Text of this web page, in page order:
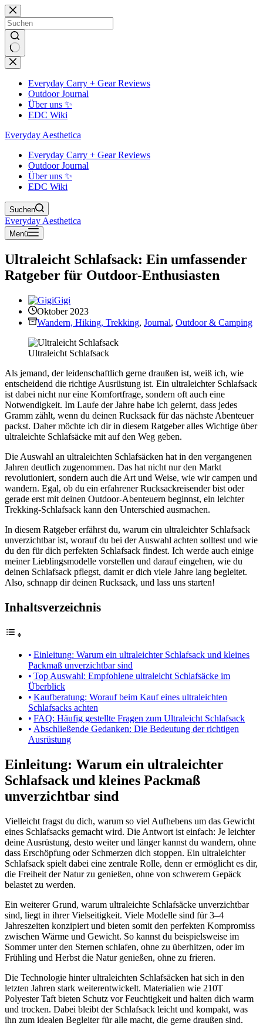
Zum
Inhalt
springen
Keine
Ergebnisse
Everyday Carry + Gear Reviews
Outdoor Journal
Über uns ✨
EDC Wiki
Everyday Aesthetica
Everyday Carry + Gear Reviews
Outdoor Journal
Über uns ✨
EDC Wiki
Suchen
Everyday Aesthetica
Menü
Ultraleicht Schlafsack: Ein umfassender
Ratgeber für Outdoor-Enthusiasten
Gigi
Oktober 2023
Wandern, Hiking, Trekking, Journal, Outdoor & Camping
Ultraleicht Schlafsack
Als jemand, der leidenschaftlich gerne draußen ist, weiß ich, wie
entscheidend die richtige Ausrüstung ist. Ein ultraleichter Schlafsack
ist dabei nicht nur eine Komfortfrage, sondern oft auch eine
Notwendigkeit. Im Laufe der Jahre habe ich gelernt, dass jedes
Gramm zählt, wenn du deinen Rucksack für das nächste Abenteuer
packst. Daher möchte ich dir in diesem Ratgeber alles Wichtige über
ultraleichte Schlafsäcke mit auf den Weg geben.
Die Auswahl an ultraleichten Schlafsäcken hat in den vergangenen
Jahren deutlich zugenommen. Das hat nicht nur den Markt
revolutioniert, sondern auch die Art und Weise, wie wir campen und
wandern. Egal, ob du ein erfahrener Rucksackreisender bist oder
gerade erst mit deinen Outdoor-Abenteuern beginnst, ein leichter
Trekking-Schlafsack kann den Unterschied ausmachen.
In diesem Ratgeber erfährst du, warum ein ultraleichter Schlafsack
unverzichtbar ist, worauf du bei der Auswahl achten solltest und wie
du den für dich perfekten Schlafsack findest. Ich werde auch einige
meiner Lieblingsmodelle vorstellen und darauf eingehen, wie du
deinen Schlafsack pflegst, damit er dich viele Jahre lang begleitet.
Also, schnapp dir deinen Rucksack, und lass uns starten!
Inhaltsverzeichnis
Einleitung: Warum ein ultraleichter Schlafsack und kleines
Packmaß unverzichtbar sind
Top Auswahl: Empfohlene ultraleicht Schlafsäcke im
Überblick
Kaufberatung: Worauf beim Kauf eines ultraleichten
Schlafsacks achten
FAQ: Häufig gestellte Fragen zum Ultraleicht Schlafsack
Abschließende Gedanken: Die Bedeutung der richtigen
Ausrüstung
Einleitung: Warum ein ultraleichter
Schlafsack und kleines Packmaß
unverzichtbar sind
Vielleicht fragst du dich, warum so viel Aufhebens um das Gewicht
eines Schlafsacks gemacht wird. Die Antwort ist einfach: Je leichter
deine Ausrüstung, desto weiter und länger kannst du wandern, ohne
dass Erschöpfung oder Schmerzen dich stoppen. Ein ultraleichter
Schlafsack spielt dabei eine zentrale Rolle, denn er ermöglicht es dir,
die Freiheit der Natur zu genießen, ohne von schwerem Gepäck
belastet zu werden.
Ein weiterer Grund, warum ultraleichte Schlafsäcke unverzichtbar
sind, liegt in ihrer Vielseitigkeit. Viele Modelle sind für 3–4
Jahreszeiten konzipiert und bieten somit den perfekten Kompromiss
zwischen Wärme und Gewicht. So kannst du beispielsweise im
Sommer unter den Sternen schlafen, ohne zu überhitzen, oder im
Frühling und Herbst die Natur genießen, ohne zu frieren.
Die Technologie hinter ultraleichten Schlafsäcken hat sich in den
letzten Jahren stark weiterentwickelt. Materialien wie 210T
Polyester Taft bieten Schutz vor Feuchtigkeit und halten dich warm
und trocken. Dabei bleibt der Schlafsack leicht und kompakt, was
ihn zum idealen Begleiter für alle macht, die gerne draußen sind.